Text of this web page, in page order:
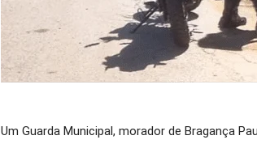
Um Guarda Municipal, morador de Bragança